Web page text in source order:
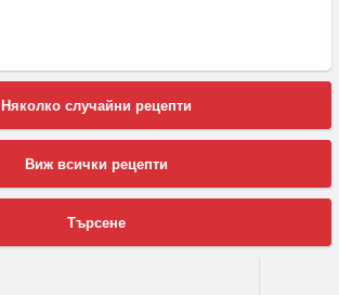
Няколко случайни рецепти
Виж всички рецепти
Търсене